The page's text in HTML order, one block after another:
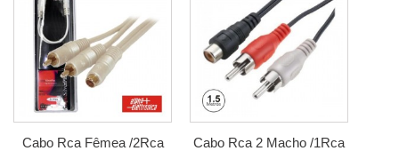
Cabo Rca Fêmea /2Rca
Cabo Rca 2 Macho /1Rca